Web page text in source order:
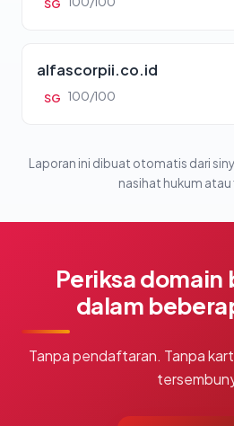
SG
alfascorpii.co.id
SG 100/100
Laporan ini dibuat otomatis dari
nasihat hukum atau
Periksa domain
dalam
Tanpa pendaftaran. Tanpa